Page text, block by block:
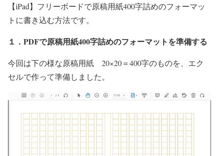
【iPad】フリーボードで原稿用紙400字詰めのフォーマッ
トに書き込む方法です。
１．PDFで原稿用紙400字詰めのフォーマットを準備する
今回は下の様な原稿用紙 20×20＝400字のものを、エク
セルで作って準備しました。